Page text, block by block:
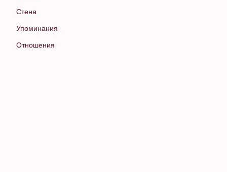
Стена
Упоминания
Отношения